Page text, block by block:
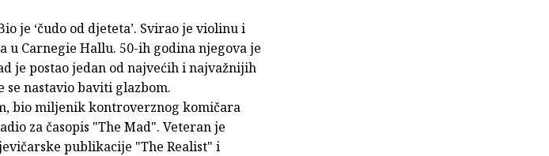
je ‘čudo od djeteta’. Svirao je violinu i
u Carnegie Hallu. 50-ih godina njegova je
je postao jedan od najvećih i najvažnijih
nastavio baviti glazbom.
bio miljenik kontroverznog komičara
za časopis "The Mad". Veteran je
publikacije "The Realist" i